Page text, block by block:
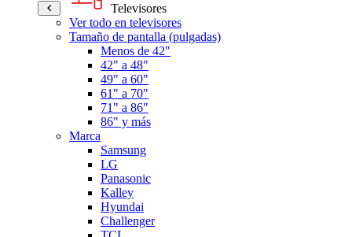
Televisores
Ver todo en televisores
Tamaño de pantalla (pulgadas)
Menos de 42"
42" a 48"
49" a 60"
61" a 70"
71" a 86"
86" y más
Marca
Samsung
LG
Panasonic
Kalley
Hyundai
Challenger